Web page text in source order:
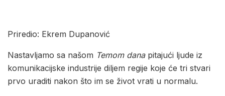
Priredio: Ekrem Dupanović
Nastavljamo sa našom Temom danapitajući ljude iz
komunikacijske industrije diljem regije koje će tri stvari
prvo uraditi nakon što im se život vrati u normalu.